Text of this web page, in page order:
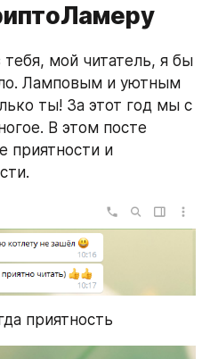
тебя, мой читатель, я бы
Ламповым и уютным
ты! За этот год мы с
В этом посте
приятности и
приятность